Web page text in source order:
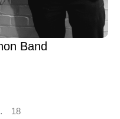
Band
18